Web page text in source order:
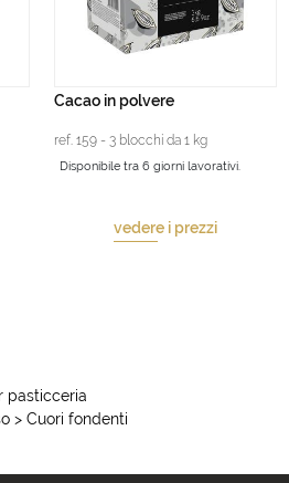
Cacao in polvere
ref. 159 - 3 blocchi da 1 kg
Disponibile tra 6 giorni lavorativi.
vedere i prezzi
pasticceria
> Cuori fondenti